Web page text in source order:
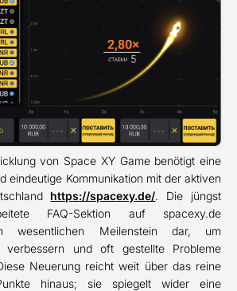
von Space XY Game benötigt eine
eindeutige Kommunikation mit der aktiven
https://spacexy.de/. Die jüngst
FAQ-Sektion auf spacexy.de
wesentlichen Meilenstein dar, um
verbessern und oft gestellte Probleme
Neuerung reicht weit über das reine
hinaus; sie spiegelt wider eine